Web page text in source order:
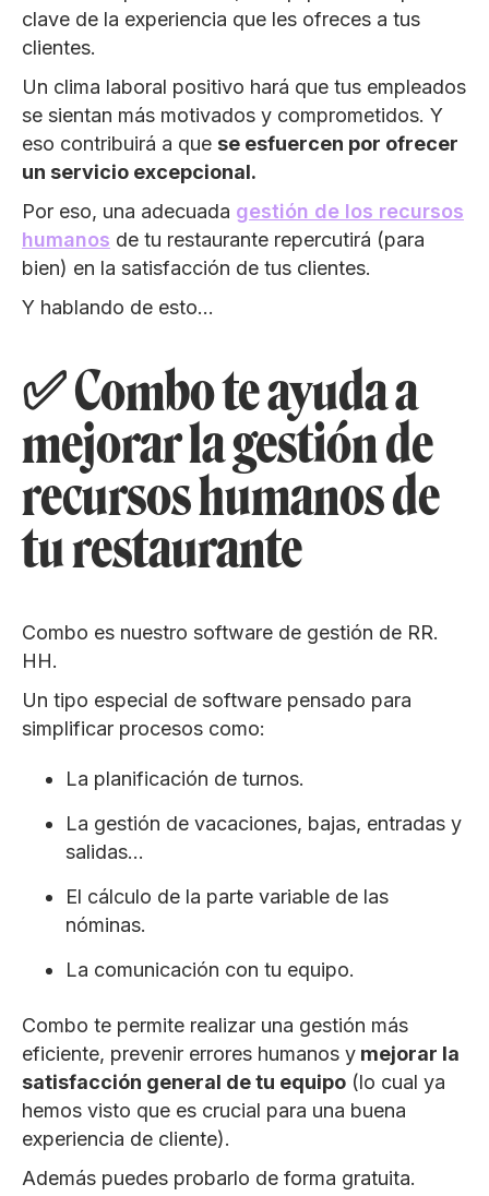
clave de la experiencia que les ofreces a tus
clientes.
Un clima laboral positivo hará que tus empleados
se sientan más motivados y comprometidos. Y
eso contribuirá a que se esfuercen por ofrecer
un servicio excepcional.
Por eso, una adecuada gestión de los recursos
humanos de tu restaurante repercutirá (para
bien) en la satisfacción de tus clientes.
Y hablando de esto…
✅ Combo te ayuda a
mejorar la gestión de
recursos humanos de
tu restaurante
Combo es nuestro software de gestión de RR.
HH.
Un tipo especial de software pensado para
simplificar procesos como:
La planificación de turnos.
La gestión de vacaciones, bajas, entradas y
salidas…
El cálculo de la parte variable de las
nóminas.
La comunicación con tu equipo.
Combo te permite realizar una gestión más
eficiente, prevenir errores humanos y mejorar la
satisfacción general de tu equipo (lo cual ya
hemos visto que es crucial para una buena
experiencia de cliente).
Además puedes probarlo de forma gratuita.